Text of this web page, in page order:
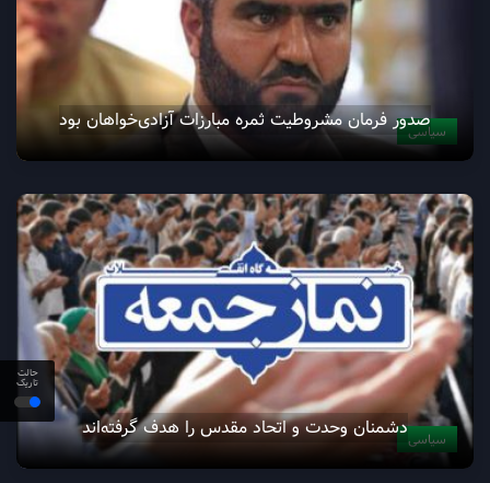
حالت
تاریک
سیاسی
صدور فرمان مشروطیت ثمره مبارزات آزادی‌خواهان بود
سیاسیدشمنان وحدت و اتحاد مقدس را هدف گرفته‌اند